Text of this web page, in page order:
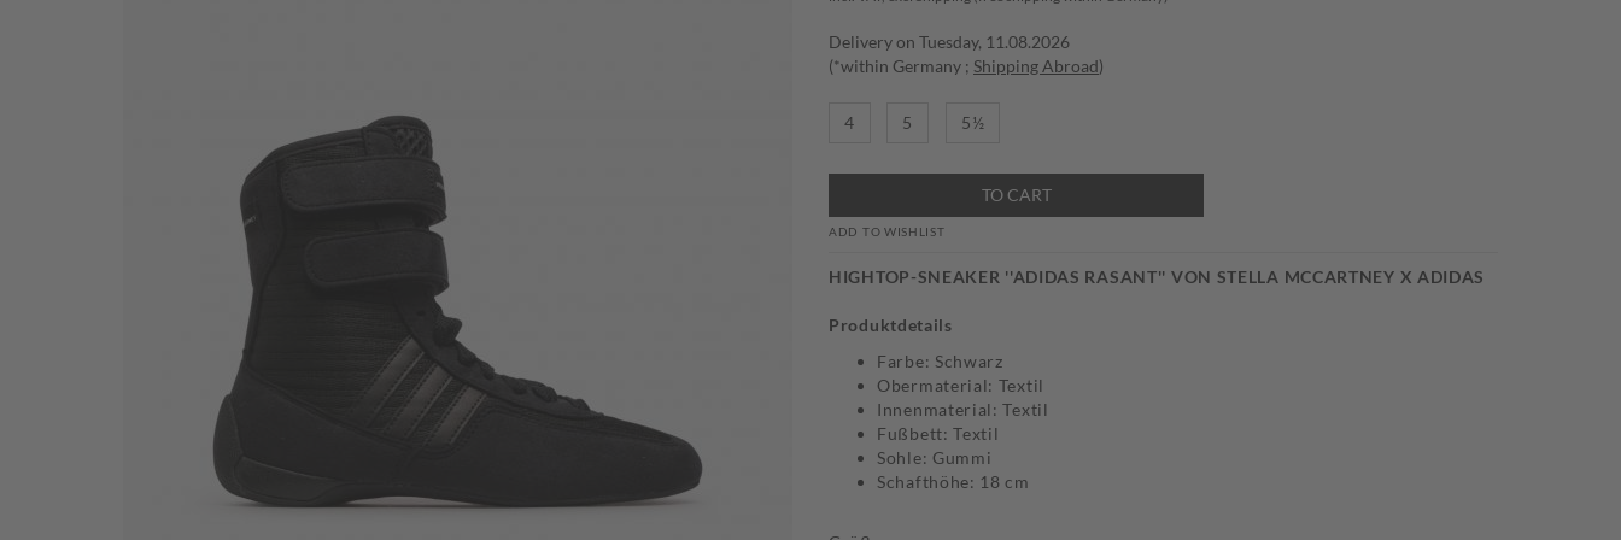
Delivery on Tuesday, 11.08.2026
(*within Germany ; Shipping Abroad)
4 5 5½
TO CART
ADD TO WISHLIST
HIGHTOP-SNEAKER ''ADIDAS RASANT'' VON STELLA MCCARTNEY X ADIDAS
Produktdetails
Farbe: Schwarz
Obermaterial: Textil
Innenmaterial: Textil
Fußbett: Textil
Sohle: Gummi
Schafthöhe: 18 cm